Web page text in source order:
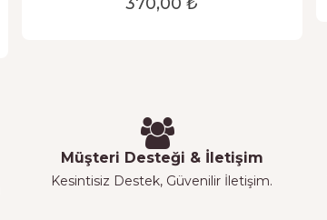
Müşteri Desteği & İletişim
Kesintisiz Destek, Güvenilir İletişim.